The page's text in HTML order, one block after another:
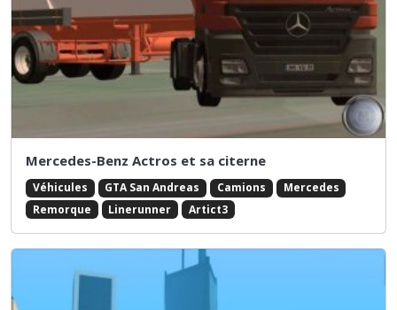
Mercedes-Benz Actros et sa citerne
Véhicules GTA San Andreas Camions
Mercedes
Remorque
Linerunner Artict3